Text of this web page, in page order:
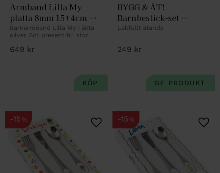
Armband Lilla My
platta 8mm 15+4cm
rhod silver Mumin
Barnarmband Lilla My i äkta
silver. Söt present till stor
649 kr
BYGG & ÄT!
Barnbestick-set
byggklossar
Lekfullt ätande
249 kr
15 %
Lägg till i favoriter
15 %